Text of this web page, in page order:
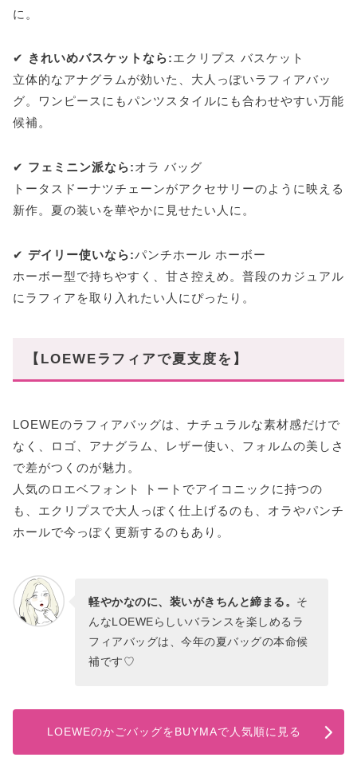
に。
✔ きれいめバスケットなら:エクリプス バスケット
立体的なアナグラムが効いた、大人っぽいラフィアバッ
グ。ワンピースにもパンツスタイルにも合わせやすい万能
候補。
✔ フェミニン派なら:オラ バッグ
トータスドーナツチェーンがアクセサリーのように映える
新作。夏の装いを華やかに見せたい人に。
✔ デイリー使いなら:パンチホール ホーボー
ホーボー型で持ちやすく、甘さ控えめ。普段のカジュアル
にラフィアを取り入れたい人にぴったり。
【LOEWEラフィアで夏支度を】
LOEWEのラフィアバッグは、ナチュラルな素材感だけで
なく、ロゴ、アナグラム、レザー使い、フォルムの美しさ
で差がつくのが魅力。
人気のロエベフォント トートでアイコニックに持つの
も、エクリプスで大人っぽく仕上げるのも、オラやパンチ
ホールで今っぽく更新するのもあり。
軽やかなのに、装いがきちんと締まる。 そ
んなLOEWEらしいバランスを楽しめるラ
フィアバッグは、今年の夏バッグの本命候
補です♡
LOEWEのかごバッグをBUYMAで人気順に見る